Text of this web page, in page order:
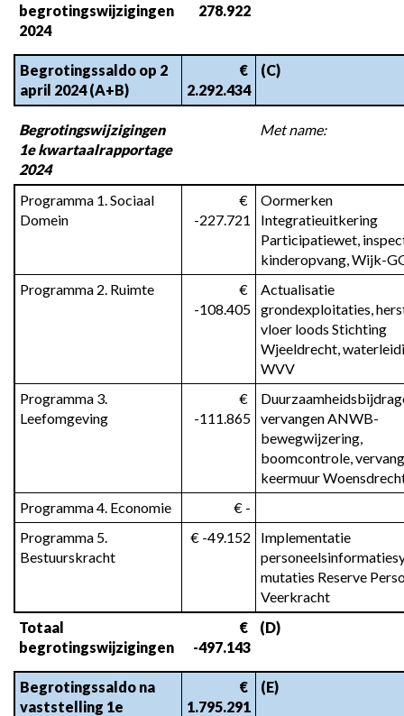
begrotingswijzigingen
2024
278.922
Begrotingssaldo op 2
april 2024 (A+B)
2.292.434
(C)
Begrotingswijzigingen
1e kwartaalrapportage
2024
Met name:
Programma 1. Sociaal
Domein
-227.721
Oormerken
Integratieuitkering
Participatiewet,
kinderopvang, Wijk-
Programma 2. Ruimte
-108.405
Actualisatie
grondexploitaties,
vloer loods Stichting
Wjeeldrecht,
WVV
Programma 3.
Leefomgeving
-111.865 vervangen ANWB-
bewegwijzering,
boomcontrole,
keermuur
Programma 4. Economie
€ -
Programma 5.
Bestuurskracht
€ -49.152
Implementatie
mutaties Reserve
Veerkracht
Totaal
begrotingswijzigingen
-497.143
(D)
Begrotingssaldo na
vaststelling 1e
1.795.291
(E)